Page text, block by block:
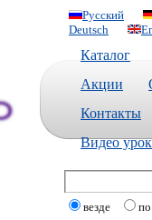
Русский
Deutsch
Каталог
Акции
Контакты
Видео
везде